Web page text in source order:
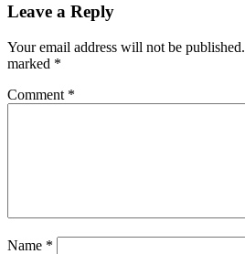
Leave a Reply
Your email address will not be published.
marked *
Comment *
Name *